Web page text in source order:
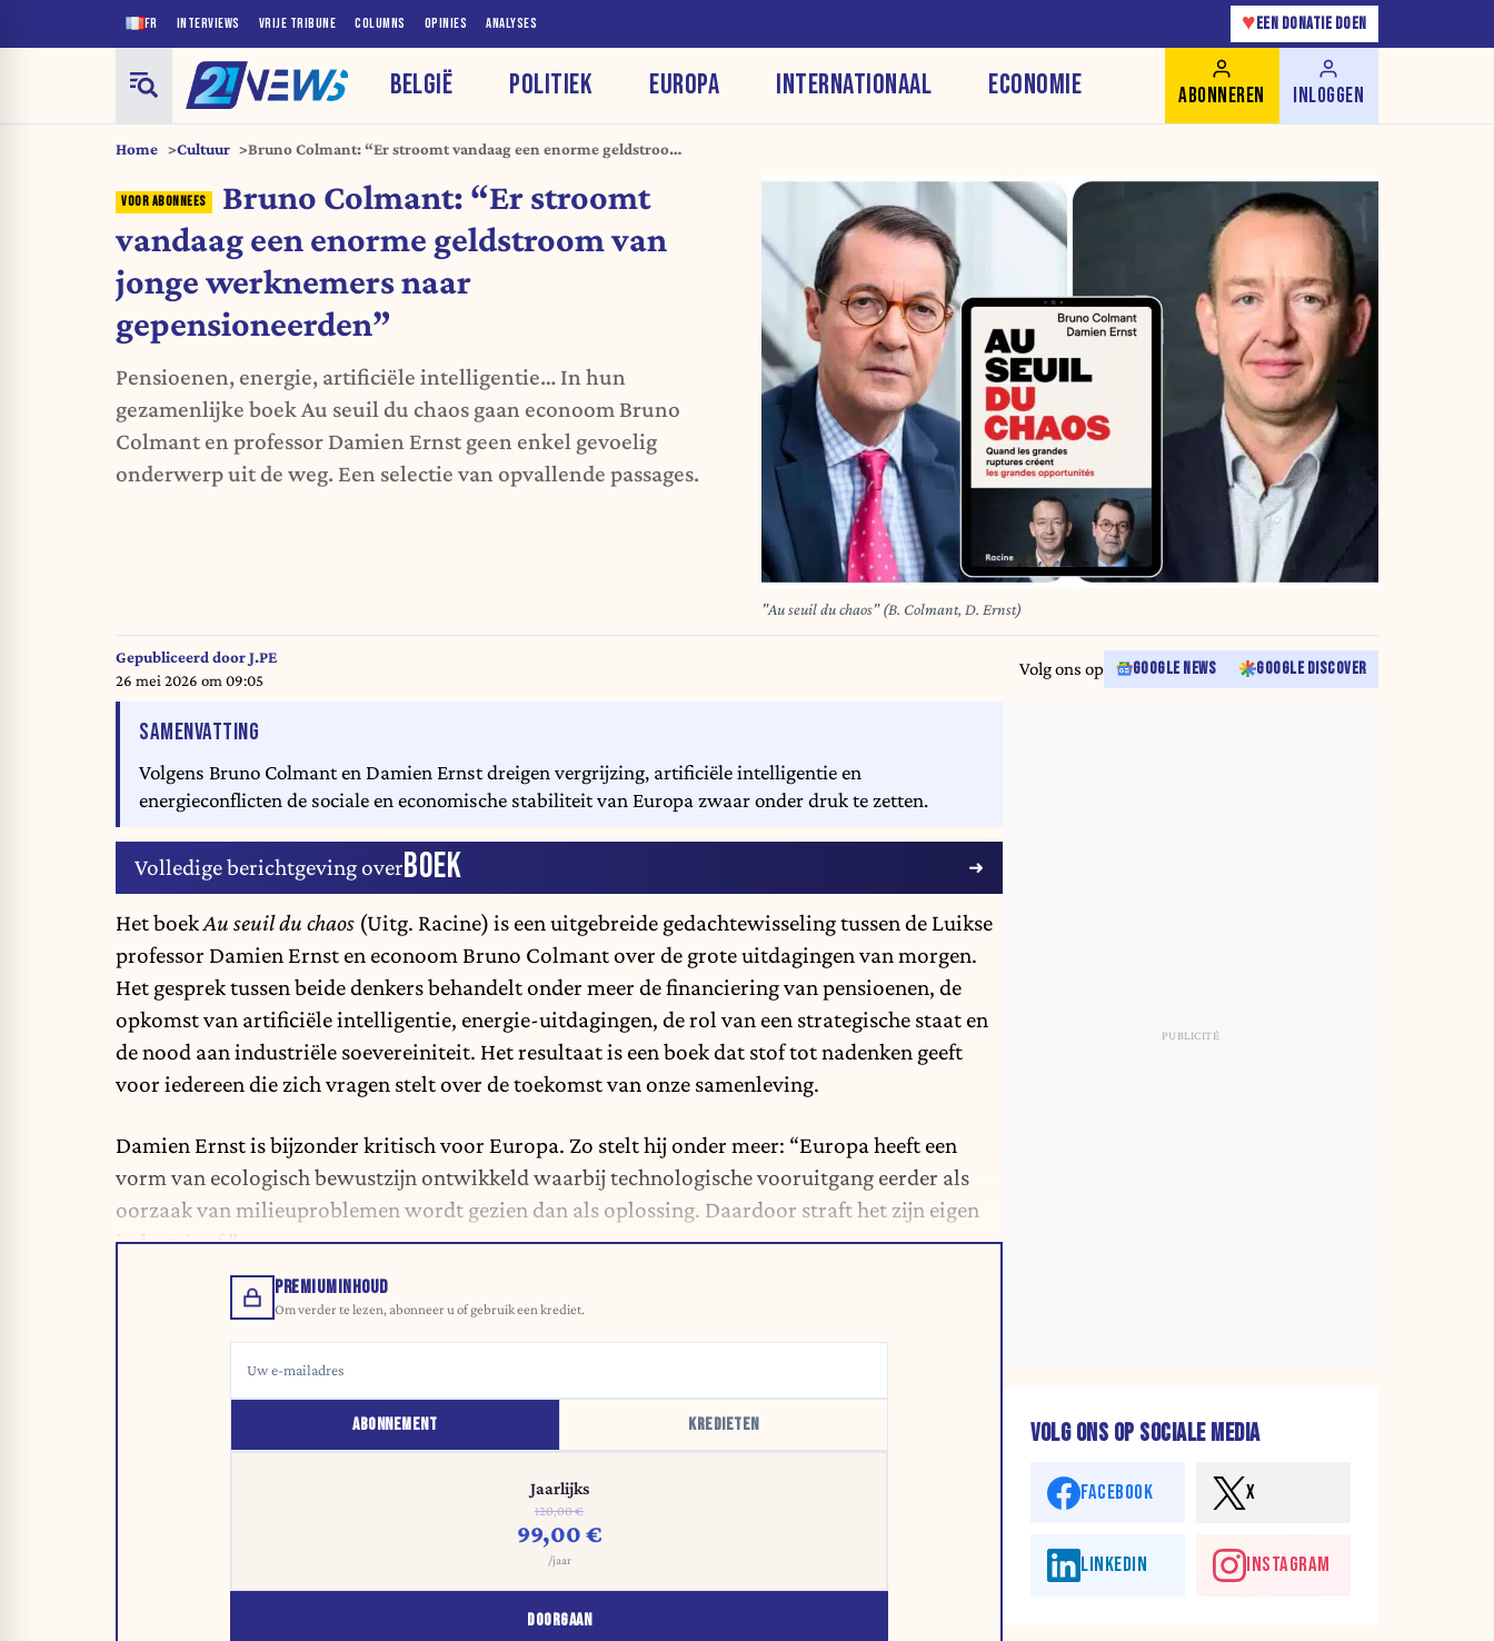
FR INTERVIEWS VRIJE TRIBUNE COLUMNS OPINIES ANALYSES ♥ EEN DONATIE DOEN
BELGIË POLITIEK EUROPA INTERNATIONAAL ECONOMIE ABONNEREN INLOGGEN
Home Cultuur
Bruno Colmant: “Er stroomt vandaag een enorme geldstroom
Bruno Colmant: “Er stroomt
vandaag een enorme geldstroom van
jonge werknemers naar
gepensioneerden”
Pensioenen, energie, artificiële intelligentie… In hun
gezamenlijke boek Au seuil du chaos gaan econoom Bruno
Colmant en professor Damien Ernst geen enkel gevoelig
onderwerp uit de weg. Een selectie van opvallende passages.
"Au seuil du chaos" (B. Colmant, D. Ernst)
Gepubliceerd doorJ.PE
26 mei 2026 om 09:05
Volg ons op GOOGLE NEWS GOOGLE DISCOVER
SAMENVATTING
Volgens Bruno Colmant en Damien Ernst dreigen vergrijzing, artificiële intelligentie en
energieconflicten de sociale en economische stabiliteit van Europa zwaar onder druk te zetten.
Volledige berichtgeving overBOEK
Het boekAu seuil du chaos (Uitg. Racine) is een uitgebreide gedachtewisseling tussen de Luikse
professor Damien Ernst en econoom Bruno Colmant over de grote uitdagingen van morgen.
Het gesprek tussen beide denkers behandelt onder meer de financiering van pensioenen, de
opkomst van artificiële intelligentie, energie-uitdagingen, de rol van een strategische staat en
de nood aan industriële soevereiniteit. Het resultaat is een boek dat stof tot nadenken geeft
voor iedereen die zich vragen stelt over de toekomst van onze samenleving.
Damien Ernst is bijzonder kritisch voor Europa. Zo stelt hij onder meer: “Europa heeft een
vorm van ecologisch bewustzijn ontwikkeld waarbij technologische vooruitgang eerder als
oorzaak van milieuproblemen wordt gezien dan als oplossing. Daardoor straft het zijn eigen
industrie af.”
PREMIUMINHOUD
Om verder te lezen, abonneer u of gebruik een krediet.
ABONNEMENT KREDIETEN
Jaarlijks
120,00 €
99,00 €
/jaar
DOORGAAN
VOLG ONS OP SOCIALE MEDIA
FACEBOOK X
LINKEDIN INSTAGRAM